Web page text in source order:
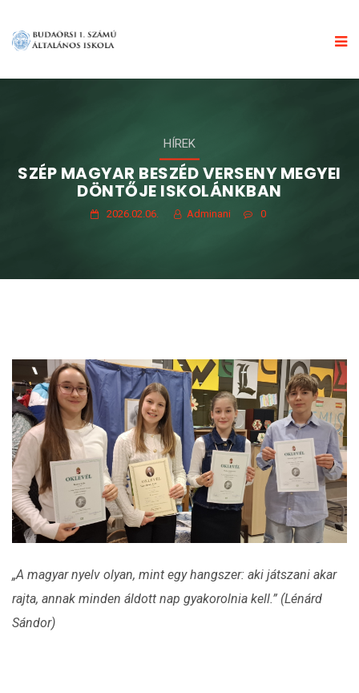
HÍREK
SZÉP MAGYAR BESZÉD VERSENY MEGYEI
DÖNTŐJE ISKOLÁNKBAN
2026.02.06. Adminani 0
„A magyar nyelv olyan, mint egy hangszer: aki játszani akar
rajta, annak minden áldott nap gyakorolnia kell.” (Lénárd
Sándor)